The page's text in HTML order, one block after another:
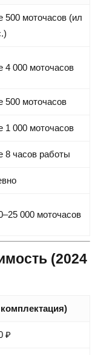
500 моточасов (ил
4 000 моточасов
500 моточасов
1 000 моточасов
8 часов работы
000 моточасов
(2024
₽